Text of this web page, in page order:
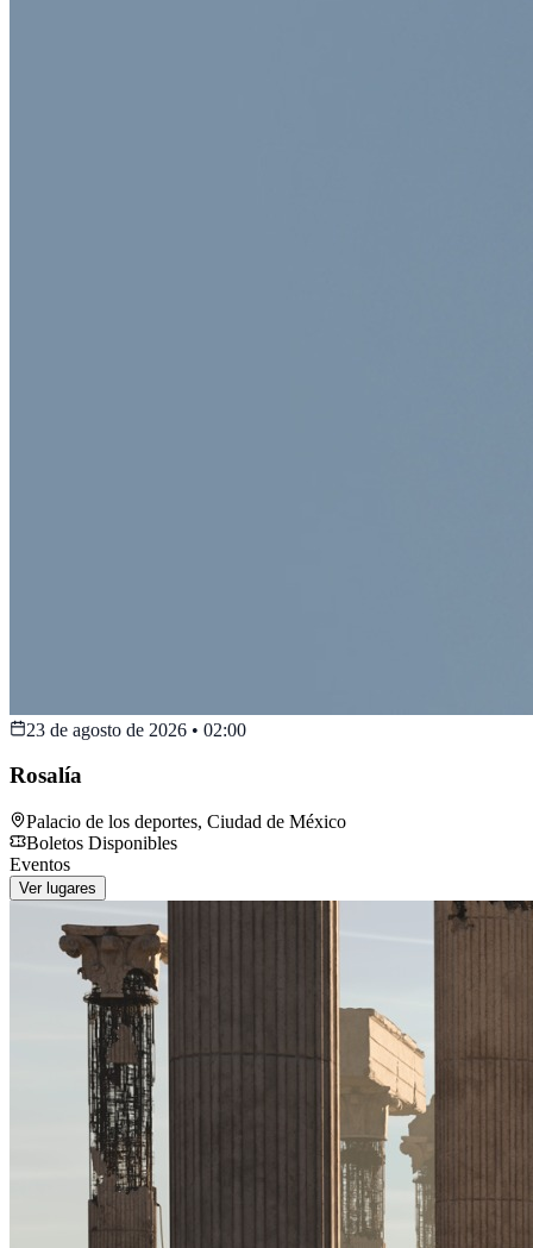
23 de agosto de 2026 • 02:00
Rosalía
Palacio de los deportes, Ciudad de México
Boletos Disponibles
Eventos
Ver lugares